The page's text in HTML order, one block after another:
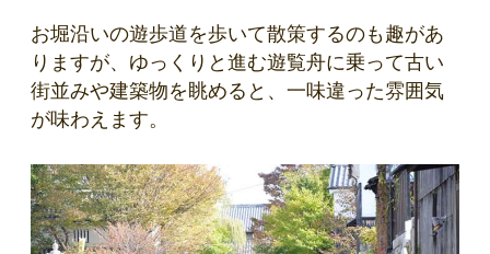
お堀沿いの遊歩道を歩いて散策するのも趣があ
りますが、ゆっくりと進む遊覧舟に乗って古い
街並みや建築物を眺めると、一味違った雰囲気
が味わえます。